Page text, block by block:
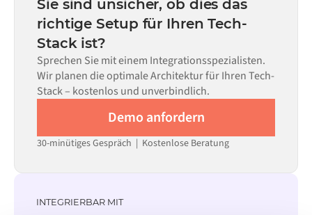
allein nicht ausreicht.
erforderlichen Datenflüsse und Ihrem internen
Prüfprozess. Vorgefertigte Konnektoren für viele
Systeme sind im Alumio Marketplace verfügbar, was die
Einrichtungszeit erheblich verkürzt.
Sie sind unsicher, ob dies das
richtige Setup für Ihren Tech-
Stack ist?
Sprechen Sie mit einem Integrationsspezialisten.
Wir planen die optimale Architektur für Ihren Tech-
Stack – kostenlos und unverbindlich.
Demo anfordern
30-minütiges Gespräch | Kostenlose Beratung
INTEGRIERBAR MIT